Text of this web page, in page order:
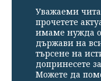
Уважаеми
прочетете
имаме нужда
държави на
търсене на
допринесете
Можете да